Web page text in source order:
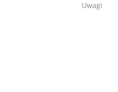
Uwagi